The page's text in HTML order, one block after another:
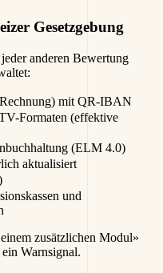
Gesetzgebung
anderen Bewertung
mit QR-IBAN
Formaten (effektive
(ELM 4.0)
aktualisiert
und
zusätzlichen Modul»
Warnsignal.